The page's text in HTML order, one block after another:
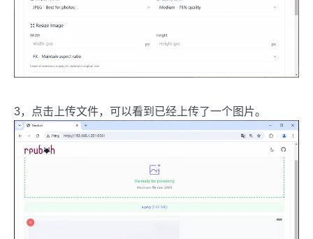
3，点击上传文件，可以看到已经上传了一个图片。